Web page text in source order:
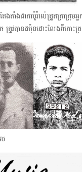
តែងតាំងជាកាប៉ូរ៉ាល់ត្រួតត្
រូវបានជប៉ុនដោះលែងពីកោ